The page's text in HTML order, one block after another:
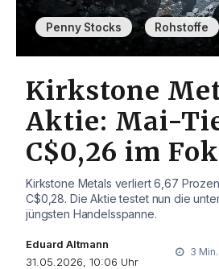
Penny Stocks , Rohstoffe
Kirkstone
Aktie: Mai-
C$0,26 im
Kirkstone Metals verliert 6,67
C$0,28. Die Aktie testet nun die
jüngsten Handelsspanne.
Eduard Altmann
31.05.2026, 10:06 Uhr
3